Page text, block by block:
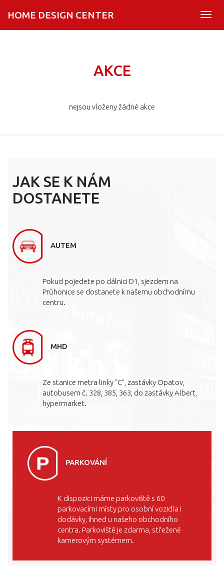
HOME DESIGN CENTER
AKCE
nejsou vloženy žádné akce
JAK SE K NÁM
DOSTANETE
AUTEM
Pokud pojedete po dálnici D1, sjezdem na
Průhonice se dostanete k našemu obchodnímu
centru.
MHD
Ze stanice metra linky "C", zastávky Opatov,
autobusem č. 328, 385, 363, do zastávky Albert,
hypermarket.
PARKOVÁNÍ
K dispozici máme parkoviště s 60
parkovacími místy pro osobní vozidla i
dodávky, ihned u našeho obchodního
centra. Parkoviště je zdarma, střežené
kamerovým systémem.